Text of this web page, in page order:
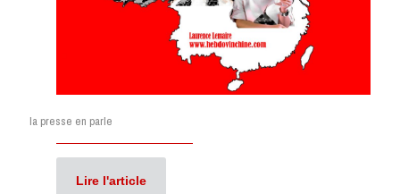
la presse en parle
Lire l'article